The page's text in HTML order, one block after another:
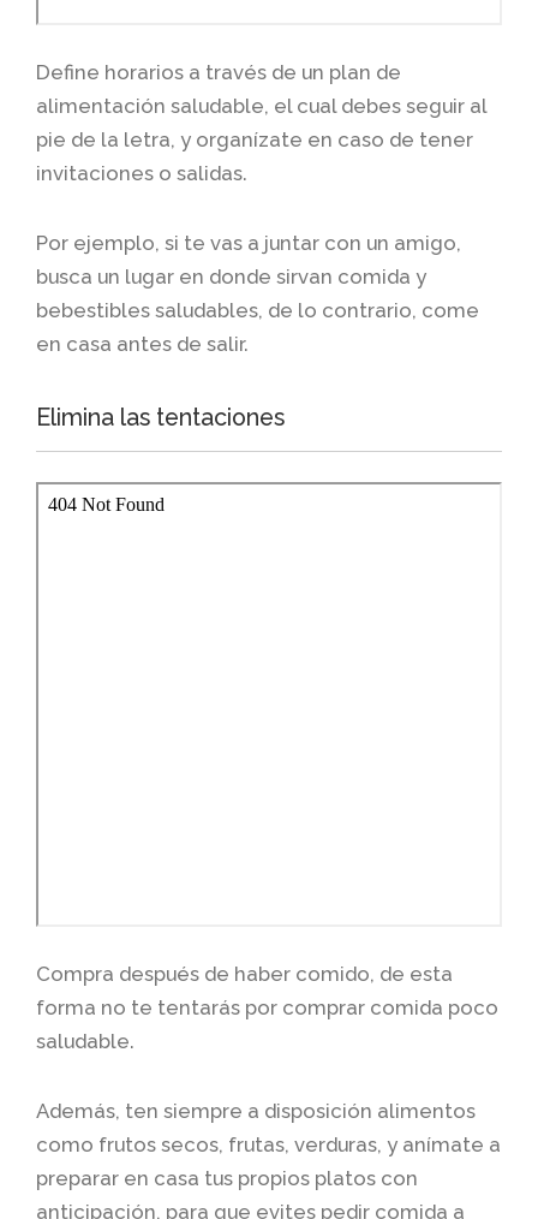
Define horarios a través de un plan de
alimentación saludable, el cual debes seguir al
pie de la letra, y organízate en caso de tener
invitaciones o salidas.
Por ejemplo, si te vas a juntar con un amigo,
busca un lugar en donde sirvan comida y
bebestibles saludables, de lo contrario, come
en casa antes de salir.
Elimina las tentaciones
Compra después de haber comido, de esta
forma no te tentarás por comprar comida poco
saludable.
Además, ten siempre a disposición alimentos
como frutos secos, frutas, verduras, y anímate a
preparar en casa tus propios platos con
anticipación, para que evites pedir comida a